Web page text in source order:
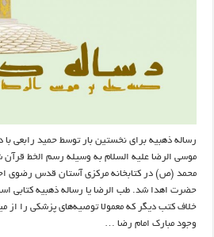
رساله ذهبیه برای نخستین بار توسط حمید رابعی
محمد (ص) در کتابخانه مرکزی آستان قدس رضوی
حضرت اهدا شد. طب الرضا یا رساله‌ ذهبیه کتابی
خلاف کتب دیگر که معمولا توصیه‌های پزشکی را از
وجود مبارک امام رضا …